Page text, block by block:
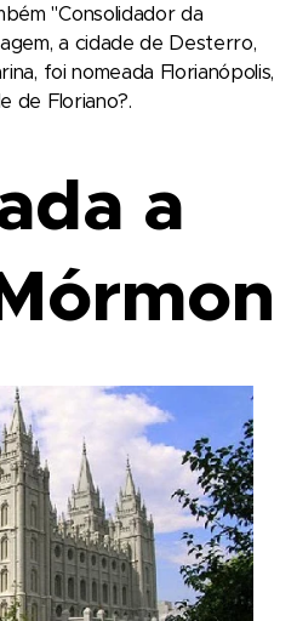
"Consolidador da
a cidade de Desterro,
foi nomeada Florianópolis,
de Floriano?.
a